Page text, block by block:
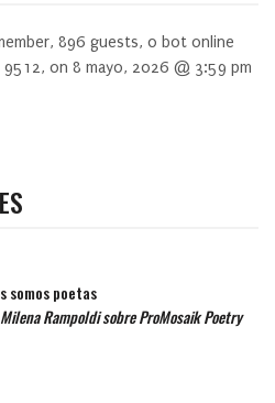
896 guests, 0 bot online
9512, on 8 mayo, 2026 @ 3:59 pm
somos poetas
Rampoldi sobre ProMosaik Poetry